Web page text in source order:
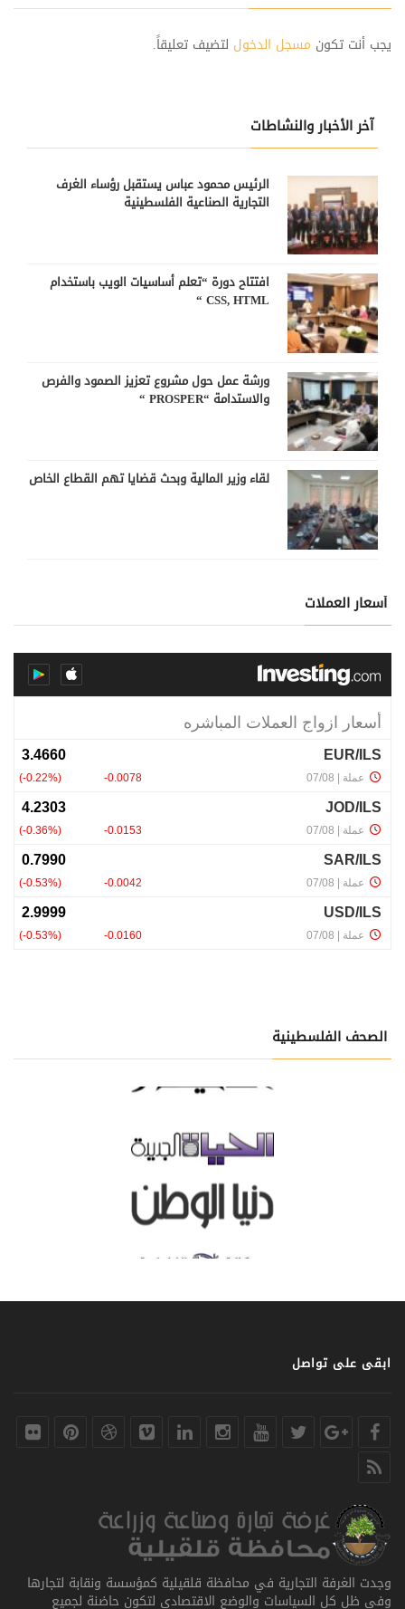
يجب أنت تكون مسجل الدخول لتضيف تعليقاً.
آخر الأخبار والنشاطات
الرئيس محمود عباس يستقبل رؤساء الغرف
التجارية الصناعية الفلسطينية
افتتاح دورة “تعلم أساسيات الويب باستخدام
CSS, HTML “
ورشة عمل حول مشروع تعزيز الصمود والفرص
والاستدامة “PROSPER “
لقاء وزير المالية وبحث قضايا تهم القطاع الخاص
أسعار العملات
الصحف الفلسطينية
ابقى على تواصل
وجدت الغرفة التجارية في محافظة قلقيلية كمؤسسة ونقابة لتجارها
وفي ظل كل السياسات والوضع الاقتصادي لتكون حاضنة لجميع